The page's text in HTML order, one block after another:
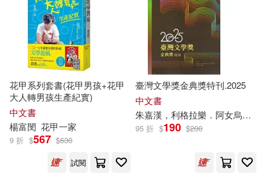
花甲系列套書(花甲男孩+花甲
大人轉男孩生產紀實)
中文書
楊富閔 花甲一家
9 折 $567 $630
試閱
臺灣文學獎金典獎特刊.2025
中文書
朱嘉漢，利格拉樂．阿女烏，李佳穎，李金蓮，李進文，林文心，林俊?，阿芒，洪廣冀，范容瑛，馬翊航，張娟芬，連明偉，陳佩甄，陳雨航，童偉格，黃崇凱，黃麗群，
95 折 $190 $200